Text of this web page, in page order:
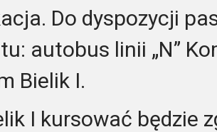
Do dyspozycji
autobus linii „N”
Bielik I.
I kursować będzie